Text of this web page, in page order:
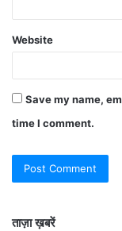
Website
Save my name,
time I comment.
ताज़ा ख़बरें